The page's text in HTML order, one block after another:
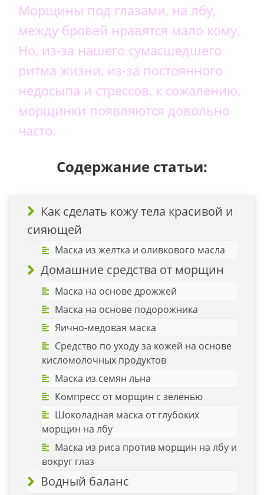
Морщины под глазами, на лбу,
между бровей нравятся мало кому.
Но, из-за нашего сумасшедшего
ритма жизни, из-за постоянного
недосыпа и стрессов, к сожалению,
морщинки появляются довольно
часто.
Содержание статьи:
Как сделать кожу тела красивой и
сияющей
Маска из желтка и оливкового масла
Домашние средства от морщин
Маска на основе дрожжей
Маска на основе подорожника
Яично-медовая маска
Средство по уходу за кожей на основе
кисломолочных продуктов
Маска из семян льна
Компресс от морщин с зеленью
Шоколадная маска от глубоких
морщин на лбу
Маска из риса против морщин на лбу и
вокруг глаз
Водный баланс